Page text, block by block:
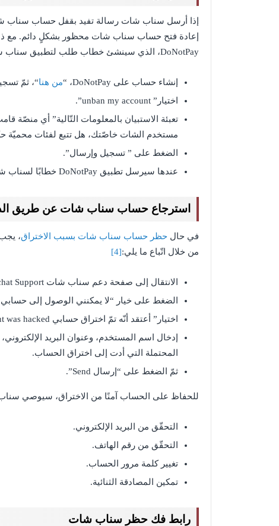
إذا أرسل سناب شات رسالة تفيد بقفل حساب سناب
إعادة فتح حساب سناب شات محظور بشكلٍ دائم. مع
DoNotPay، الذي سينشئ خطاب طلب لتطبيق سناب شات. وذلك باتّباع الخطوات التّالية:
إنشاء حساب على DoNotPay، “ من هنا“، ثمّ
اختيار” unban my account”.
تعبئة الاستبيان بالمعلومات التّالية” أي
مستخدم الشات خاصّتك، هل تتبع لفئات محميّة
الضغط على ” تسجيل وإرسال”.
عندها سيرسل تطبيق DoNotPay خطابًا لسناب شات مباشرةً، ويُمكن توقّع الرد من سناب شات بأي لحظة.
استرجاع حساب سناب شات عن طريق
في حال حظر حساب سناب شات بسبب الاختراق،
من خلال اتّباع ما يلي:[4]
الانتقال إلى صفحة دعم سناب شات Snapchat Support “
الضغط على خيار “لا يمكنني الوصول إلى حسابي I can’t access my account “.
اختيار” أعتقد أنّه تمّ اختراق حسابي I think my account was hacked”.
إدخال اسم المستخدم، وعنوان البريد
المحتملة التي أدت إلى اختراق الحساب.
ثمّ الضغط على “إرسال Send”.
للحفاظ على الحساب آمنًا من الاختراق، سيوصي
التحقّق من البريد الإلكتروني.
التحقّق من رقم الهاتف.
تغيير كلمة مرور الحساب.
تمكين المصادقة الثنائية.
رابط فك حظر سناب شات